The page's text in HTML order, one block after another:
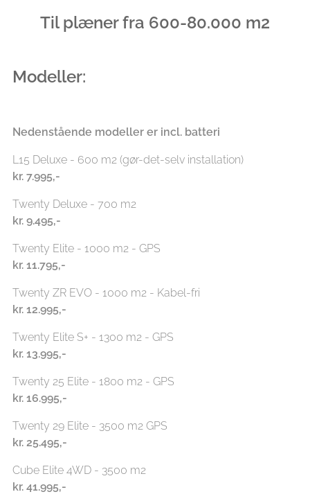
Til plæner fra 600-80.000 m2
Modeller:
Nedenstående modeller er incl. batteri
L15 Deluxe - 600 m2 (gør-det-selv installation)
kr. 7.995,-
Twenty Deluxe - 700 m2
kr. 9.495,-
Twenty Elite - 1000 m2 - GPS
kr. 11.795,-
Twenty ZR EVO - 1000 m2 - Kabel-fri
kr. 12.995,-
Twenty Elite S+ - 1300 m2 - GPS
kr. 13.995,-
Twenty 25 Elite - 1800 m2 - GPS
kr. 16.995,-
Twenty 29 Elite - 3500 m2 GPS
kr. 25.495,-
Cube Elite 4WD - 3500 m2
kr. 41.995,-